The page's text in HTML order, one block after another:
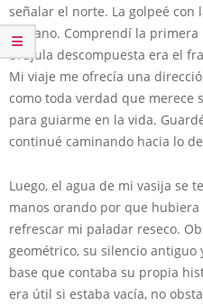
señalar el norte. La golpeé con
en vano. Comprendí la
brújula descompuesta era el
Mi viaje me ofrecía una
como toda verdad que merece
para guiarme en la vida.
continué caminando hacia lo
Luego, el agua de mi vasija se
manos orando por que
refrescar mi paladar reseco.
geométrico, su silencio
base que contaba su propia
era útil si estaba vacía, no